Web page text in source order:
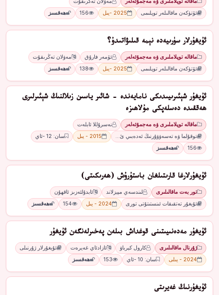
ئۆتۈكەن ماقالىلەر توپلىمى
2025 -يىل 156 ھەقسىز
ئۇيغۇرلار سۈرىيەدە نېمە قىلىۋاتىدۇ؟
ماقالە توپلاملىرى ۋە مەجمۇئەلەر ئۆمەر فارۇق
مەۋلان تەڭرىقۇت
ئۆتۈكەن ماقالىلەر توپلىمى
2025 -يىل 138 ھەقسىز
ئۇيغۇر شېئىرىيىدىكى نامايەندە - شائىر ياسىن زىلالنىڭ شېئىرلىرى
ھەققىدە دەسلەپكى مۇلاھىزە
ماقالە توپلاملىرى ۋە مەجمۇئەلەر
نەسرۇللا ئابلەت
توقۇلما ۋە تەسەۋۋۇرنىڭ ئەدەبىي ئ…
2015 - يىل
سان: 12 -ئاي
156
ھەقسىز
ئۇيغۇرلارغا قارىتىلغان باستۇرۇش (ھەرىكىتى)
تور بەت ماقالىلىرى لىندسەي مېيزلاند
ئابدۇلئەزىز ئاقھۇن
ئۇيغۇر تەتقىقات ئىنستىتۇتى تورى
2024 - يىل 154 ھەقسىز
ﺋﯘﻳﻐﯘﺭ ﻣﻪﺩﻩﻧﯩﻴﯩﺘﯩﻨﻰ ﻗﻮﻏﺪﺍﺵ ﺑﯩﻠﻪﻥ ﭘﻪﺧﯩﺮﻟﻪﻧﮕﻪﻥ ﺋﯘﻳﻐﯘﺭ
ژۇرنال ماقالىلىرى كارول كېرباۋ ﺋﺎﺯﺍﺩﺋﺎﻱ ﻏﻪﻳﺮﻩﺕ
ئۇيغۇرلار ژۇرنىلى
2024 - يىلى
سان: 10 -ئاي 153 ھەقسىز
ئۇيغۇرنىڭ غەيرىتى